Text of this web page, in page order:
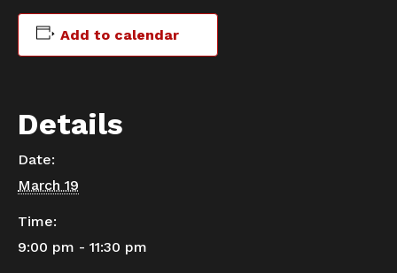
Add to calendar
Details
Date:
March 19
Time:
9:00 pm - 11:30 pm